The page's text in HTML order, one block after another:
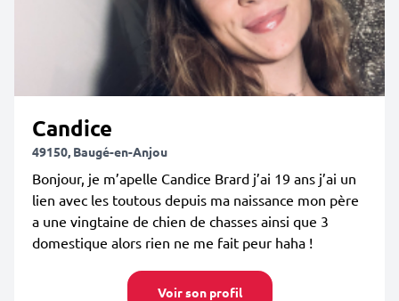
Candice
49150, Baugé-en-Anjou
Bonjour, je m’apelle Candice Brard j’ai 19 ans j’ai un
lien avec les toutous depuis ma naissance mon père
a une vingtaine de chien de chasses ainsi que 3
domestique alors rien ne me fait peur haha !
Voir son profil